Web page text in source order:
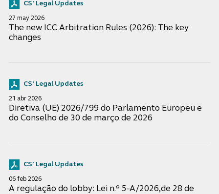
CS' Legal Updates
27 may 2026
The new ICC Arbitration Rules (2026): The key
changes
CS' Legal Updates
21 abr 2026
Diretiva (UE) 2026/799 do Parlamento Europeu e
do Conselho de 30 de março de 2026
CS' Legal Updates
06 feb 2026
A regulação do lobby: Lei n.º 5-A/2026,de 28 de